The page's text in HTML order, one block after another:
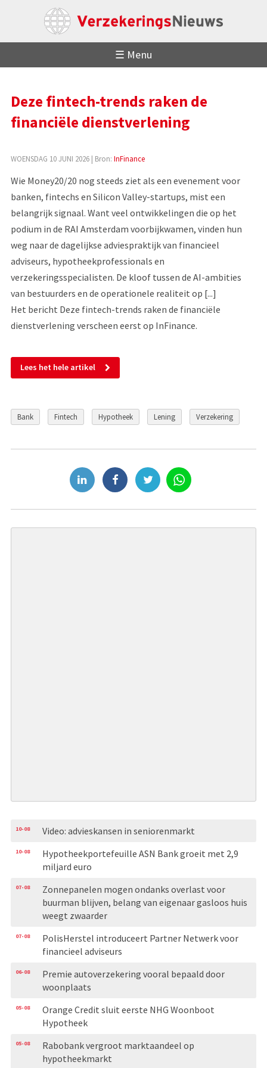
☰ Menu
Deze fintech-trends raken de
financiële dienstverlening
WOENSDAG 10 JUNI 2026| Bron: InFinance
Wie Money20/20 nog steeds ziet als een evenement voor
banken, fintechs en Silicon Valley-startups, mist een
belangrijk signaal. Want veel ontwikkelingen die op het
podium in de RAI Amsterdam voorbijkwamen, vinden hun
weg naar de dagelijkse adviespraktijk van financieel
adviseurs, hypotheekprofessionals en
verzekeringsspecialisten. De kloof tussen de AI-ambities
van bestuurders en de operationele realiteit op [...]
Het bericht Deze fintech-trends raken de financiële
dienstverlening verscheen eerst op InFinance.
Lees het hele artikel
Bank Fintech Hypotheek Lening Verzekering
10-08 Video: advieskansen in seniorenmarkt
10-08
Hypotheekportefeuille ASN Bank groeit met 2,9
miljard euro
07-08
Zonnepanelen mogen ondanks overlast voor
buurman blijven, belang van eigenaar gasloos huis
weegt zwaarder
07-08
PolisHerstel introduceert Partner Netwerk voor
financieel adviseurs
06-08
Premie autoverzekering vooral bepaald door
woonplaats
05-08
Orange Credit sluit eerste NHG Woonboot
Hypotheek
05-08
Rabobank vergroot marktaandeel op
hypotheekmarkt